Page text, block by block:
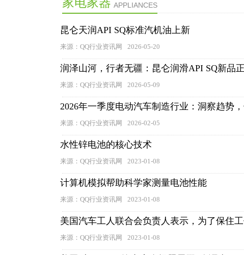
APPLIANCES
昆仑天润API SQ标准汽机油上新
来源：QQ行业资讯网 2026-05-20
润泽山河，行者无疆：昆仑润滑API SQ新品
来源：QQ行业资讯网 2026-05-09
2026年一季度电动汽车制造行业：洞察趋势
来源：QQ行业资讯网 2026-02-05
水性锌电池的核心技术
来源：QQ行业资讯网 2023-01-08
计算机模拟帮助科学家测量电池性能
来源：QQ行业资讯网 2023-01-08
美国汽车工人联合会负责人表示，为了保住
来源：QQ行业资讯网 2023-01-08